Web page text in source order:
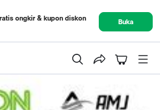
ongkir & kupon diskon
Buka